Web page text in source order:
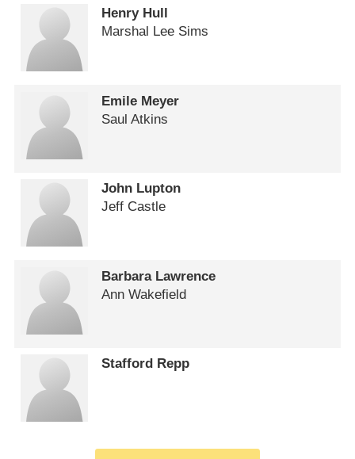
Henry Hull
Marshal Lee Sims
Emile Meyer
Saul Atkins
John Lupton
Jeff Castle
Barbara Lawrence
Ann Wakefield
Stafford Repp